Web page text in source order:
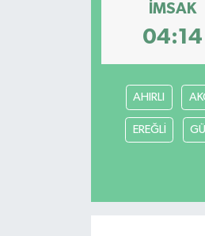
İMSAK
04:14
AHIRLI
EREĞLİ